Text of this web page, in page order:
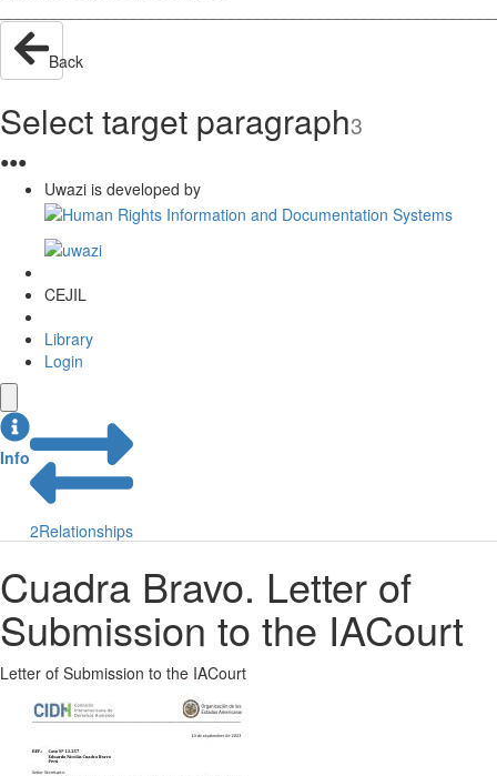
Back
Select target paragraph3
●●●
Uwazi is developed by
CEJIL
Library
Login
Info
2Relationships
Cuadra Bravo. Letter of
Submission to the IACourt
Letter of Submission to the IACourt